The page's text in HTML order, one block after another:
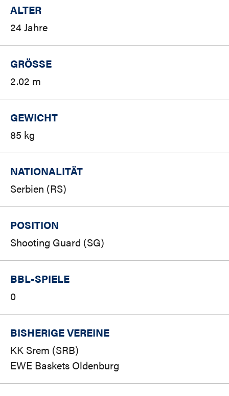
ALTER
24 Jahre
GRÖSSE
2.02 m
GEWICHT
85 kg
NATIONALITÄT
Serbien (RS)
POSITION
Shooting Guard (SG)
BBL-SPIELE
0
BISHERIGE VEREINE
KK Srem (SRB)
EWE Baskets Oldenburg